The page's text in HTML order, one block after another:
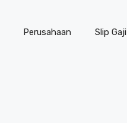
Perusahaan Slip Gaji